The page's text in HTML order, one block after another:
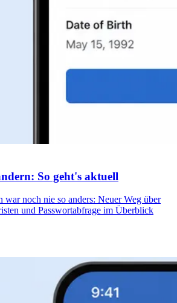
So geht's aktuell
war noch nie so anders: Neuer Weg über
und Passwortabfrage im Überblick